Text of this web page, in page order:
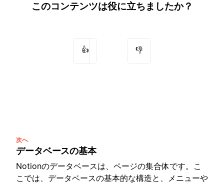
このコンテンツは役に立ちましたか？
👍 👎
次へ
データベースの基本
Notionのデータベースは、ページの集合体です。こ
こでは、データベースの基本的な構造と、メニューや